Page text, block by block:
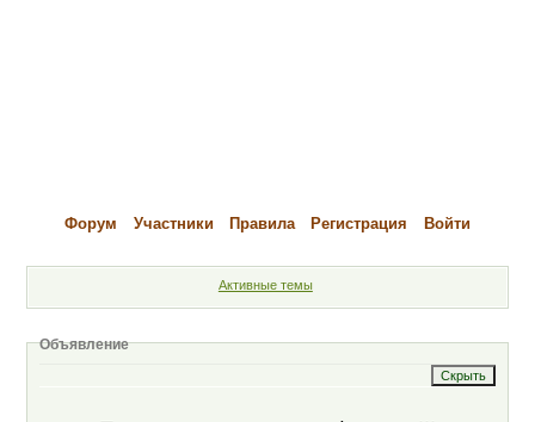
Форум Участники Правила Регистрация Войти
Активные темы
Объявление